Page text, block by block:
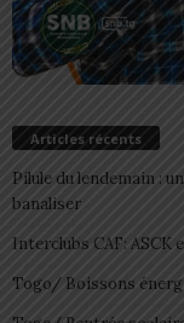
Articles récents
Pilule du lendemain :
banaliser
Interclubs CAF: ASCK
Togo/ Boissons